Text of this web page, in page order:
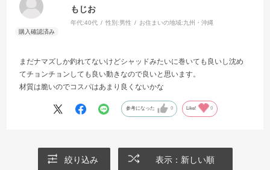
もじお
年代:40代 性別:男性 お住まいの地域:九州・沖縄
まだナマズしか釣れてないけどシャッドみたいに巻いても良いし沈め
てチョンチョンしても良い動きなので良いと思います。
材質は脆いのでコスパはあまり良くないかな
参考になった 0 Like! 0
絞り込み 表示：新しい順